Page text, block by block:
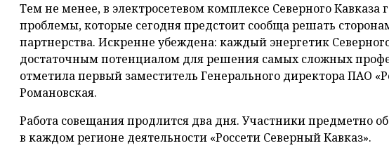
Тем не менее, в электросетевом комплексе Северного Кавказа
проблемы, которые сегодня предстоит сообща решать
партнерства. Искренне убеждена: каждый энергетик
достаточным потенциалом для решения самых сложных
отметила первый заместитель Генерального директора ПАО
Романовская.
Работа совещания продлится два дня. Участники предметно
в каждом регионе деятельности «Россети Северный Кавказ».